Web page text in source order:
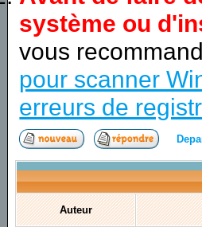
système ou
vous
pour scanner
erreurs de
Auteur